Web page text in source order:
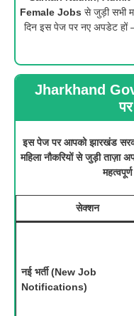
Female Jobs से जुड़ी सभी
दिन इस पेज पर नए अपडेट
Jharkhand
इस पेज पर आपको झारखंड
महिला नौकरियों से जुड़ी ताज़ा
सेक्शन
नई भर्ती (New Job
Notifications)